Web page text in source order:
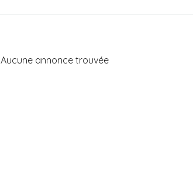
Aucune annonce trouvée